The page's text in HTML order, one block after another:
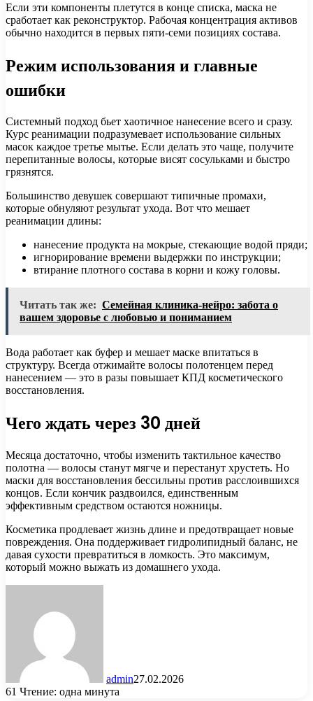
Если эти компоненты плетутся в конце списка, маска не
сработает как реконструктор. Рабочая концентрация активов
обычно находится в первых пяти-семи позициях состава.
Режим использования и главные
ошибки
Системный подход бьет хаотичное нанесение всего и сразу.
Курс реанимации подразумевает использование сильных
масок каждое третье мытье. Если делать это чаще, получите
перепитанные волосы, которые висят сосульками и быстро
грязнятся.
Большинство девушек совершают типичные промахи,
которые обнуляют результат ухода. Вот что мешает
реанимации длины:
нанесение продукта на мокрые, стекающие водой пряди;
игнорирование времени выдержки по инструкции;
втирание плотного состава в корни и кожу головы.
Читать так же: Семейная клиника-нейро: забота о
вашем здоровье с любовью и пониманием
Вода работает как буфер и мешает маске впитаться в
структуру. Всегда отжимайте волосы полотенцем перед
нанесением — это в разы повышает КПД косметического
восстановления.
Чего ждать через 30 дней
Месяца достаточно, чтобы изменить тактильное качество
полотна — волосы станут мягче и перестанут хрустеть. Но
маски для восстановления бессильны против расслоившихся
концов. Если кончик раздвоился, единственным
эффективным средством остаются ножницы.
Косметика продлевает жизнь длине и предотвращает новые
повреждения. Она поддерживает гидролипидный баланс, не
давая сухости превратиться в ломкость. Это максимум,
который можно выжать из домашнего ухода.
admin27.02.2026
61 Чтение: одна минута